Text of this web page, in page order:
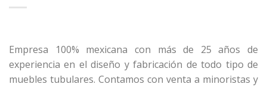
Empresa 100% mexicana con más de 25 años de
experiencia en el diseño y fabricación de todo tipo de
muebles tubulares. Contamos con venta a minoristas y